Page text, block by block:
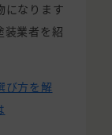
になります
装業者を紹
び方を解